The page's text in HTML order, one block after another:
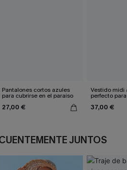
Pantalones cortos azules
para cubrirse en el paraíso
27,00 €
Vestido midi
perfecto
clima
37,00 €
JUNTOS